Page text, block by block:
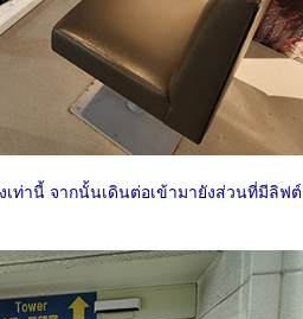
เท่านี้ จากนั้นเดินต่อเข้ามายังส่วนที่มีลิฟต์